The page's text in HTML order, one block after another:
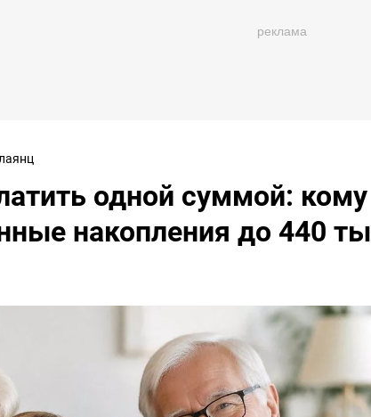
одной суммой: кому
накопления до 440